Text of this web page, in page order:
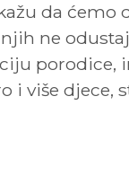
da
ne
porodice,
i više djece,